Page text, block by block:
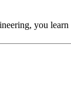
you learn